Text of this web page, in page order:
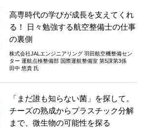
高専時代の学びが成長を支えてくれ
る！ 日々勉強する航空整備士の仕事
の裏側
株式会社JALエンジニアリング 羽田航空機整備セン
ター 運航点検整備部 国際運航整備室 第5課第3係
田中 悠貴 氏
「まだ誰も知らない菌」を探して。
チーズの熟成からプラスチック分解
まで、微生物の可能性を探る